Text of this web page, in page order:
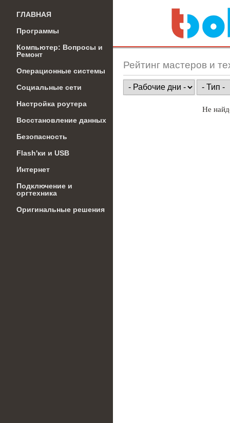
ГЛАВНАЯ
Программы
Компьютер: Вопросы и
Ремонт
Операционные системы
Социальные сети
Настройка роутера
Восстановление данных
Безопасность
Flash'ки и USB
Интернет
Подключение и
оргтехника
Оригинальные решения
Рейтинг мастеров и
Не